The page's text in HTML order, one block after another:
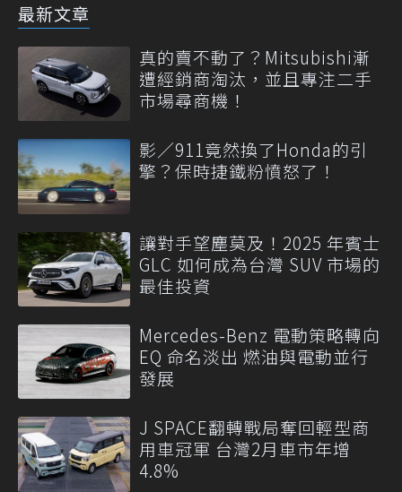
最新文章
真的賣不動了？Mitsubishi漸
遭經銷商淘汰，並且專注二手
市場尋商機！
影／911竟然換了Honda的引
擎？保時捷鐵粉憤怒了！
讓對手望塵莫及！2025 年賓士
GLC 如何成為台灣 SUV 市場的
最佳投資
Mercedes-Benz 電動策略轉向
EQ 命名淡出 燃油與電動並行
發展
J SPACE翻轉戰局奪回輕型商
用車冠軍 台灣2月車市年增
4.8%